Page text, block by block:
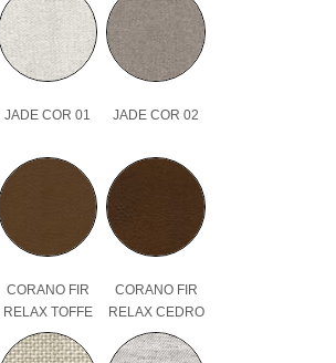
JADE COR 01 JADE COR 02
CORANO FIR
RELAX TOFFE
CORANO FIR
RELAX CEDRO